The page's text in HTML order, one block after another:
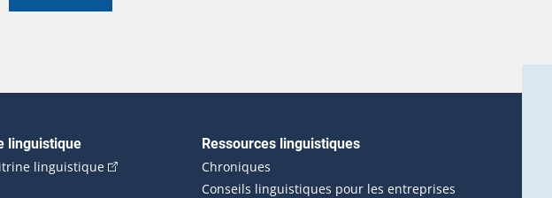
linguistique
linguistique(Cet hyperlien externe s'ouvrira dans une nouvelle fenêtre.)
Ressources linguistiques
Chroniques
Conseils linguistiques pour les entreprises